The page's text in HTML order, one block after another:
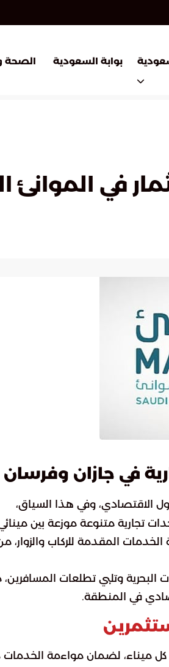
بوابة السعودية الصحة
في الموانئ
في جازان وفرسان
الاقتصادي، وفي هذا السياق،
العامة للموانئ (موانئ) عن طرح مزايدة عامة لاستثمار 10 وحدات تجارية متنوعة موزعة بين
المقدمة للركاب والزوار،
البحرية وتلبي تطلعات
في المنطقة.
كل ميناء، لضمان مواءمة